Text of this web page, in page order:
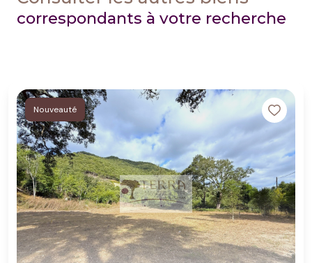
correspondants à votre recherche
Nouveauté